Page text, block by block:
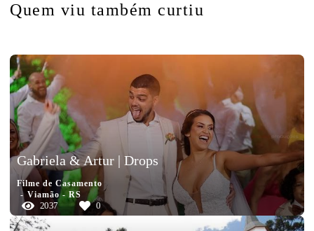
Quem viu também curtiu
Gabriela & Artur | Drops
Filme de Casamento
Viamão - RS
2037 0